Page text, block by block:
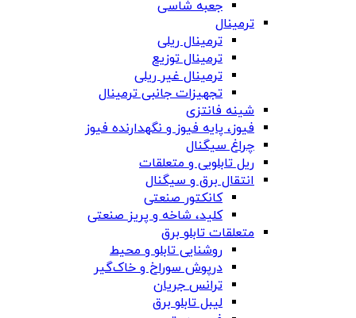
جعبه شاسی
ترمینال
ترمینال ریلی
ترمینال توزیع
ترمینال غیر ریلی
تجهیزات جانبی ترمینال
شینه فانتزی
فیوز، پایه فیوز و نگهدارنده فیوز
چراغ سیگنال
ریل تابلویی و متعلقات
انتقال برق و سیگنال
کانکتور صنعتی
کلید، شاخه و پریز صنعتی
متعلقات تابلو برق
روشنایی تابلو و محیط
درپوش سوراخ و خاک‌گیر
ترانس جریان
لیبل تابلو برق